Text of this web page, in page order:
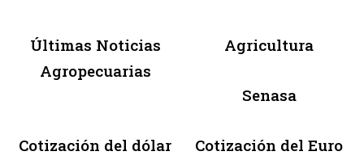
Últimas Noticias
Agropecuarias
Agricultura
Senasa
Cotización del dólar Cotización del Euro